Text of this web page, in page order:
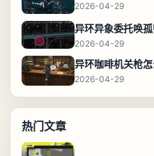
2026-04-29
2026-04-29
异环咖啡机关枪
2026-04-29
热门文章